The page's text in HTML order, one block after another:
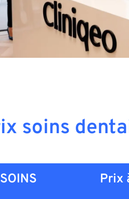
soins
SOINS
Prix